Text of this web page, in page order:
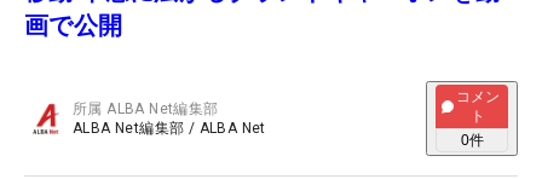
画で公開
所属ALBA Net編集部
ALBA Net編集部 / ALBA Net
コメン
ト
0件